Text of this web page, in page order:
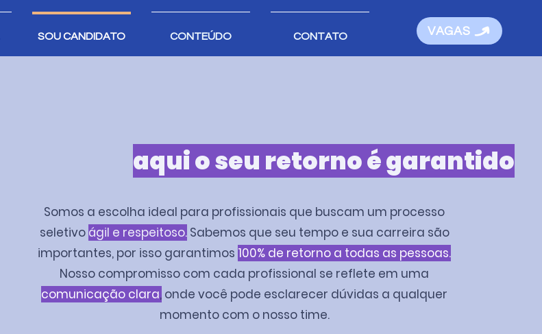
SOU CANDIDATO CONTEÚDO CONTATO VAGAS
aqui o seu retorno é garantido
Somos a escolha ideal para profissionais que buscam um processo
seletivo ágil e respeitoso.Sabemos que seu tempo e sua carreira são
importantes, por isso garantimos 100% de retorno a todas as pessoas.
Nosso compromisso com cada profissional se reflete em uma
comunicação clara, onde você pode esclarecer dúvidas a qualquer
momento com o nosso time.